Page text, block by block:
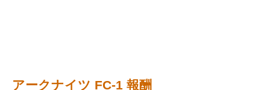
アークナイツ FC-1 報酬